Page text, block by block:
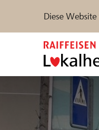
Diese
Unterstützen